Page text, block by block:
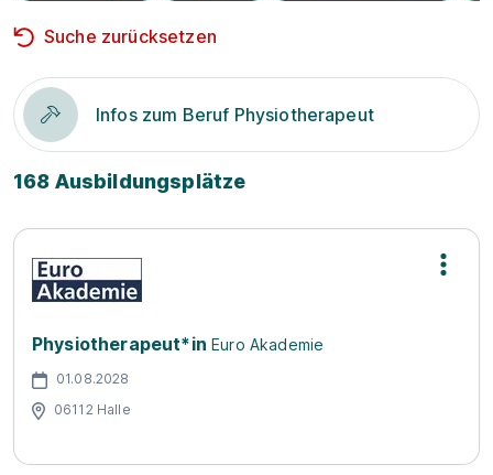
Suche zurücksetzen
Infos zum Beruf Physiotherapeut
168 Ausbildungsplätze
Physiotherapeut*in Euro Akademie
01.08.2028
06112 Halle